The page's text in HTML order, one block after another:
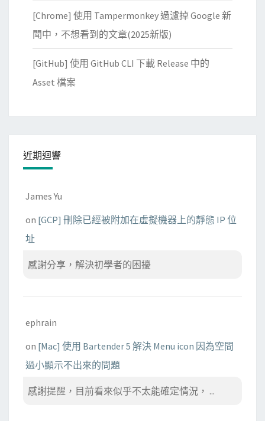
[Chrome] 使用 Tampermonkey 過濾掉 Google 新
聞中，不想看到的文章(2025新版)
[GitHub] 使用 GitHub CLI 下載 Release 中的
Asset 檔案
近期迴響
James Yu
on [GCP] 刪除已經被附加在虛擬機器上的靜態 IP 位
址
感謝分享，解決初學者的困擾
ephrain
on [Mac] 使用 Bartender 5 解決 Menu icon 因為空間
過小顯示不出來的問題
感謝提醒，目前看來似乎不太能確定情況， ...